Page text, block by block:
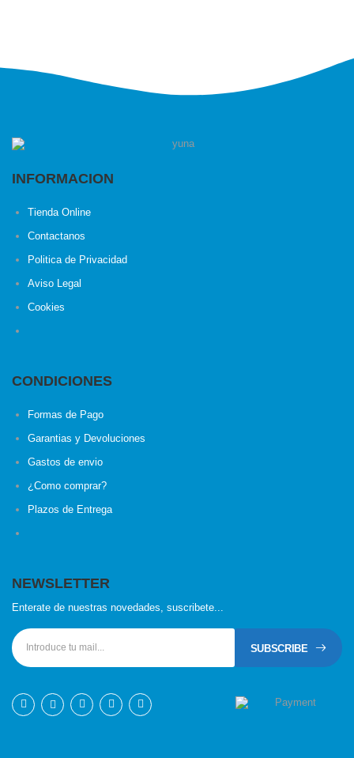
INFORMACION
Tienda Online
Contactanos
Politica de Privacidad
Aviso Legal
Cookies
CONDICIONES
Formas de Pago
Garantias y Devoluciones
Gastos de envio
¿Como comprar?
Plazos de Entrega
NEWSLETTER
Enterate de nuestras novedades, suscribete...
SUBSCRIBE